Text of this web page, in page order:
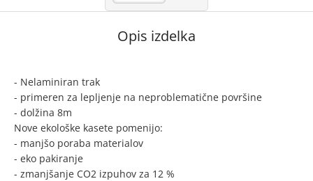
Opis izdelka
- Nelaminiran trak
- primeren za lepljenje na neproblematične površine
- dolžina 8m
Nove ekološke kasete pomenijo:
- manjšo poraba materialov
- eko pakiranje
- zmanjšanje CO2 izpuhov za 12 %